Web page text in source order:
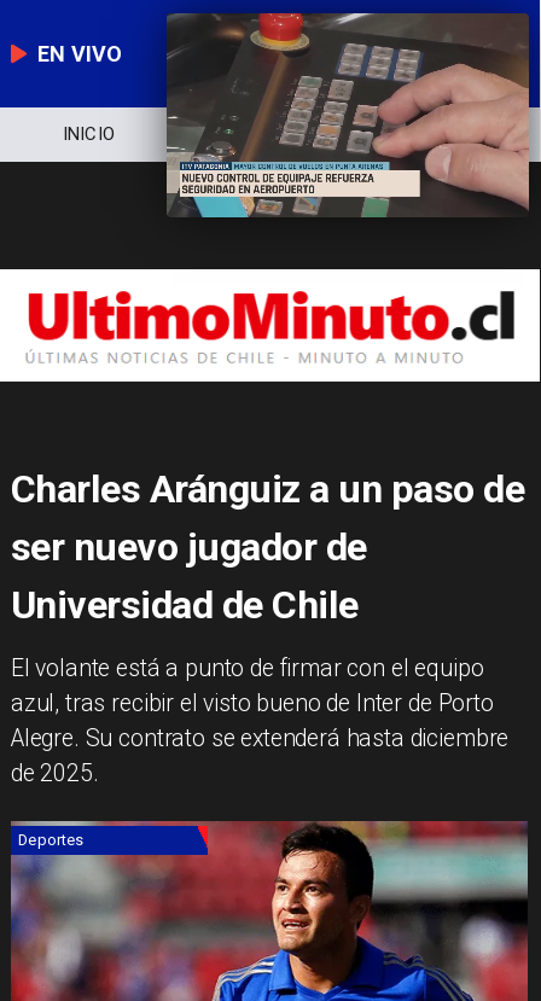
EN VIVO
NOTICIERO POLÍTICA ECONOMÍA
Charles Aránguiz a un paso de
ser nuevo jugador de
Universidad de Chile
​El volante está a punto de firmar con el equipo
azul, tras recibir el visto bueno de Inter de Porto
Alegre. Su contrato se extenderá hasta diciembre
de 2025.
Deportes